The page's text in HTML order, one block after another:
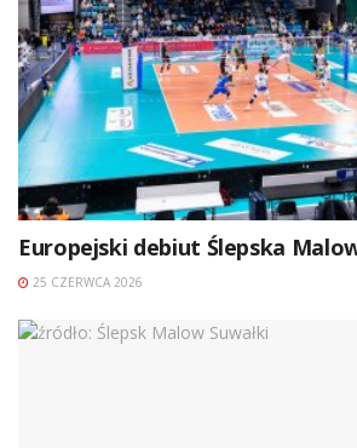
Europejski debiut Ślepska
25 CZERWCA 2026